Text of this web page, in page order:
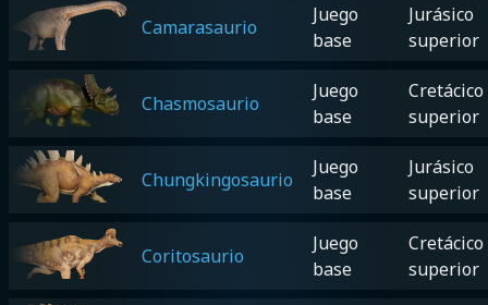
Camarasaurio
Juego
base
Jurásico
superior
Chasmosaurio
Juego
base
Cretácico
superior
Chungkingosaurio
Juego
base
Jurásico
superior
Coritosaurio
Juego
base
Cretácico
superior